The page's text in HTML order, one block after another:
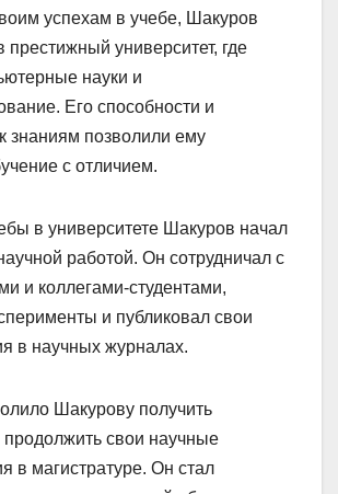
успехам в учебе, Шакуров
престижный университет, где
науки и
Его способности и
знаниям позволили ему
с отличием.
в университете Шакуров начал
работой. Он сотрудничал с
и коллегами-студентами,
и публиковал свои
в научных журналах.
Шакурову получить
свои научные
в магистратуре. Он стал